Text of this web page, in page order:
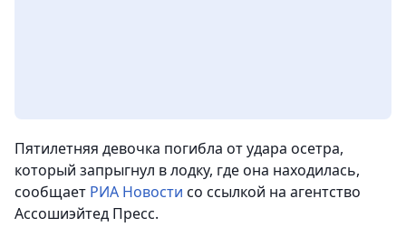
Пятилетняя девочка погибла от удара осетра,
который запрыгнул в лодку, где она находилась,
сообщает РИА Новости со ссылкой на агентство
Ассошиэйтед Пресс.